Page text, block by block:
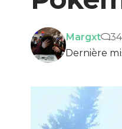
Dernière
Margxt